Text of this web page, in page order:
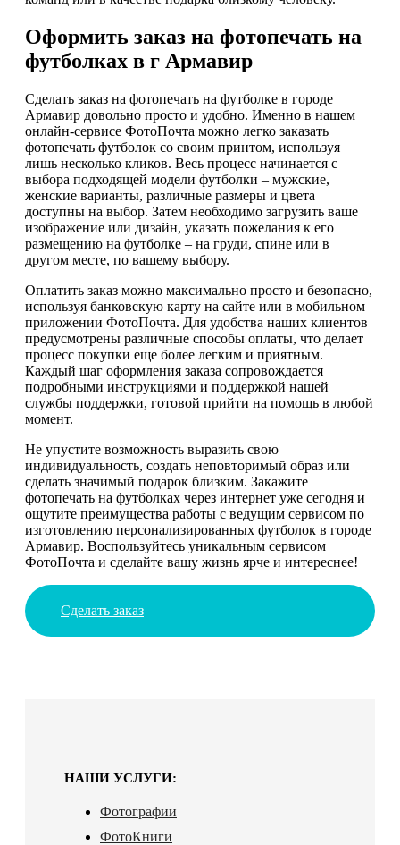
Оформить заказ на фотопечать на
футболках в г Армавир
Сделать заказ на фотопечать на футболке в городе
Армавир довольно просто и удобно. Именно в нашем
онлайн-сервисе ФотоПочта можно легко заказать
фотопечать футболок со своим принтом, используя
лишь несколько кликов. Весь процесс начинается с
выбора подходящей модели футболки – мужские,
женские варианты, различные размеры и цвета
доступны на выбор. Затем необходимо загрузить ваше
изображение или дизайн, указать пожелания к его
размещению на футболке – на груди, спине или в
другом месте, по вашему выбору.
Оплатить заказ можно максимально просто и безопасно,
используя банковскую карту на сайте или в мобильном
приложении ФотоПочта. Для удобства наших клиентов
предусмотрены различные способы оплаты, что делает
процесс покупки еще более легким и приятным.
Каждый шаг оформления заказа сопровождается
подробными инструкциями и поддержкой нашей
службы поддержки, готовой прийти на помощь в любой
момент.
Не упустите возможность выразить свою
индивидуальность, создать неповторимый образ или
сделать значимый подарок близким. Закажите
фотопечать на футболках через интернет уже сегодня и
ощутите преимущества работы с ведущим сервисом по
изготовлению персонализированных футболок в городе
Армавир. Воспользуйтесь уникальным сервисом
ФотоПочта и сделайте вашу жизнь ярче и интереснее!
Сделать заказ
НАШИ УСЛУГИ:
Фотографии
ФотоКниги